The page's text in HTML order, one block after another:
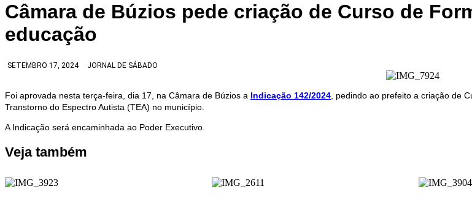
Câmara de Búzios pede criação de Curso de
educação
SETEMBRO 17, 2024 JORNAL DE SÁBADO
Foi aprovada nesta terça-feira, dia 17, na Câmara de Búzios a Indicação 142/2024 , pedindo ao prefeito a criação de
Transtorno do Espectro Autista (TEA) no município.
A Indicação será encaminhada ao Poder Executivo.
Veja também